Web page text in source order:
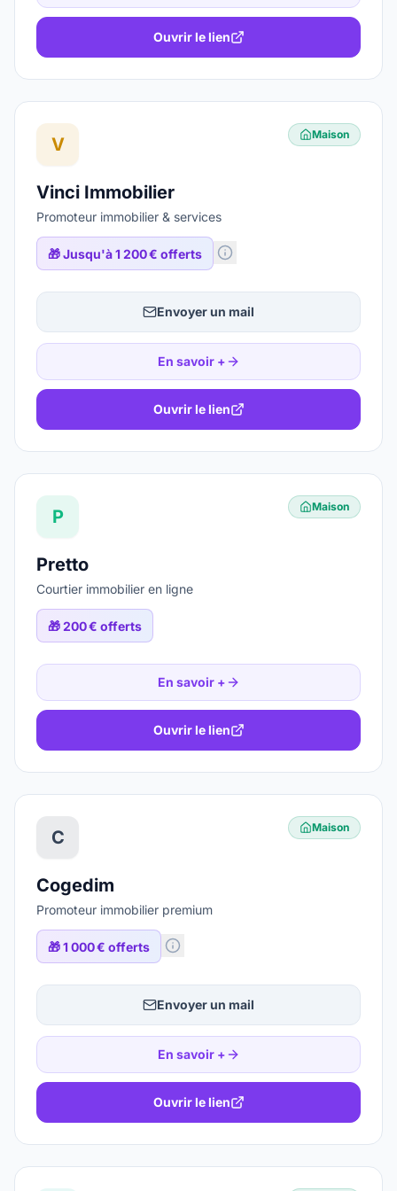
Ouvrir le lien
V Maison
Vinci Immobilier
Promoteur immobilier & services
🎁Jusqu'à 1 200 € offerts
Envoyer un mail
En savoir +
Ouvrir le lien
P Maison
Pretto
Courtier immobilier en ligne
🎁200 € offerts
En savoir +
Ouvrir le lien
C Maison
Cogedim
Promoteur immobilier premium
🎁1 000 € offerts
Envoyer un mail
En savoir +
Ouvrir le lien